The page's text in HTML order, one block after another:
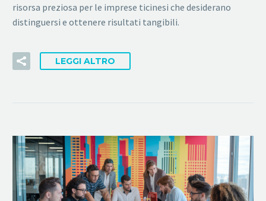
risorsa preziosa per le imprese ticinesi che desiderano
distinguersi e ottenere risultati tangibili.
LEGGI ALTRO